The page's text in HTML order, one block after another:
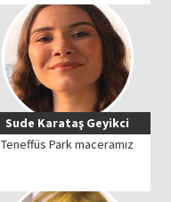
Sude Karataş Geyikci
Teneffüs Park maceramız